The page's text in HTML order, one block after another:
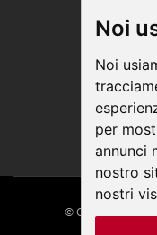
Noi
Noi
per
annunci
nostro
nostri
© COPYRIGHT
P.